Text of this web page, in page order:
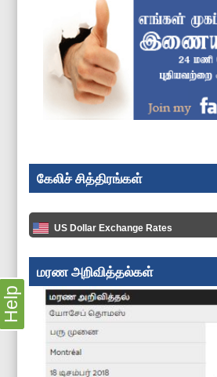
கேலிச் சித்திரங்கள்
US Dollar Exchange Rates
மரண அறிவித்தல்கள்
Help